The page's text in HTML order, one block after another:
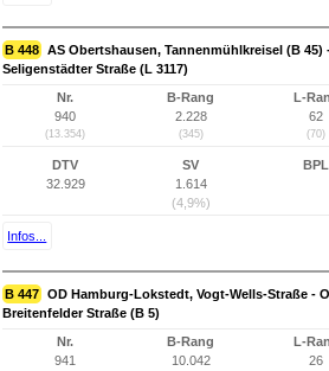
B 448 AS Obertshausen, Tannenmühlkreisel (B
Seligenstädter Straße (L 3117)
Nr.
940
(13.354)
B-Rang
2.228
(345)
L-
62
(70)
DTV
32.929
SV
1.614
(4,9%)
BPL
Infos...
B 447 OD Hamburg-Lokstedt, Vogt-Wells-Straße -
Breitenfelder Straße (B 5)
Nr.
941
B-Rang
10.042
L-
26